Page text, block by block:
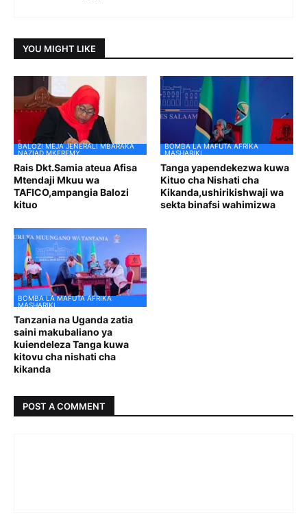
YOU MIGHT LIKE
BALOZI MEJA JENERALI MBARAKA
NAZIAD MKEREMY
Rais Dkt.Samia ateua Afisa
Mtendaji Mkuu wa
TAFICO,ampangia Balozi
kituo
BOMBA LA MAFUTA AFRIKA
MASHARIKI
Tanga yapendekezwa kuwa
Kituo cha Nishati cha
Kikanda,ushirikishwaji wa
sekta binafsi wahimizwa
BOMBA LA MAFUTA AFRIKA
MASHARIKI
Tanzania na Uganda zatia
saini makubaliano ya
kuiendeleza Tanga kuwa
kitovu cha nishati cha
kikanda
POST A COMMENT